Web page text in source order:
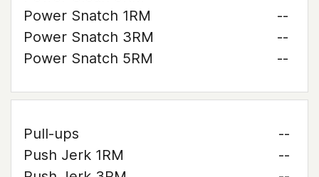
Power Snatch 1RM
--
Power Snatch 3RM
--
Power Snatch 5RM
--
Pull-ups
--
Push Jerk 1RM
--